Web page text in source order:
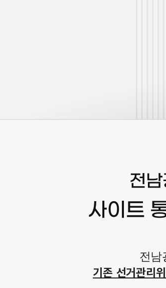
전
사이트
전남
기존 선거관리